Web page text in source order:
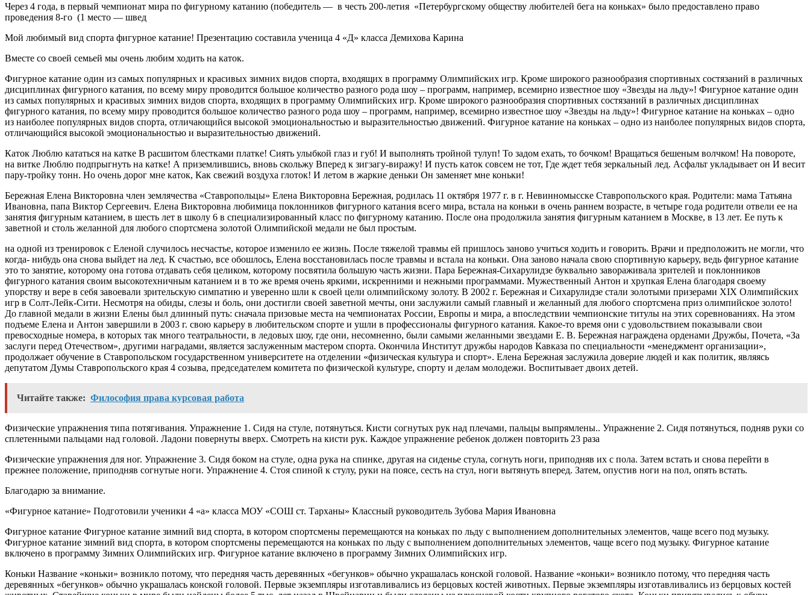
Через 4 года, в первый чемпионат мира по фигурному катанию (победитель — в честь 200-летия «Петербургскому обществу любителей бега на коньках» было предоставлено право
проведения 8-го (1 место — швед
Мой любимый вид спорта фигурное катание! Презентацию составила ученица 4 «Д» класса Демихова Карина
Вместе со своей семьей мы очень любим ходить на каток.
Фигурное катание один из самых популярных и красивых зимних видов спорта, входящих в программу Олимпийских игр. Кроме широкого разнообразия спортивных состязаний в различных
дисциплинах фигурного катания, по всему миру проводится большое количество разного рода шоу – программ, например, всемирно известное шоу «Звезды на льду»! Фигурное катание один
из самых популярных и красивых зимних видов спорта, входящих в программу Олимпийских игр. Кроме широкого разнообразия спортивных состязаний в различных дисциплинах
фигурного катания, по всему миру проводится большое количество разного рода шоу – программ, например, всемирно известное шоу «Звезды на льду»! Фигурное катание на коньках – одно
из наиболее популярных видов спорта, отличающийся высокой эмоциональностью и выразительностью движений. Фигурное катание на коньках – одно из наиболее популярных видов спорта,
отличающийся высокой эмоциональностью и выразительностью движений.
Каток Люблю кататься на катке В расшитом блестками платке! Сиять улыбкой глаз и губ! И выполнять тройной тулуп! То задом ехать, то бочком! Вращаться бешеным волчком! На повороте,
на витке Люблю подпрыгнуть на катке! А приземлившись, вновь скольжу Вперед к зигзагу-виражу! И пусть каток совсем не тот, Где ждет тебя зеркальный лед. Асфальт укладывает он И весит
пару-тройку тонн. Но очень дорог мне каток, Как свежий воздуха глоток! И летом в жаркие деньки Он заменяет мне коньки!
Бережная Елена Викторовна член землячества «Ставропольцы» Елена Викторовна Бережная, родилась 11 октября 1977 г. в г. Невинномысске Ставропольского края. Родители: мама Татьяна
Ивановна, папа Виктор Сергеевич. Елена Викторовна любимица поклонников фигурного катания всего мира, встала на коньки в очень раннем возрасте, в четыре года родители отвели ее на
занятия фигурным катанием, в шесть лет в школу 6 в специализированный класс по фигурному катанию. После она продолжила занятия фигурным катанием в Москве, в 13 лет. Ее путь к
заветной и столь желанной для любого спортсмена золотой Олимпийской медали не был простым.
на одной из тренировок с Еленой случилось несчастье, которое изменило ее жизнь. После тяжелой травмы ей пришлось заново учиться ходить и говорить. Врачи и предположить не могли, что
когда- нибудь она снова выйдет на лед. К счастью, все обошлось, Елена восстановилась после травмы и встала на коньки. Она заново начала свою спортивную карьеру, ведь фигурное катание
это то занятие, которому она готова отдавать себя целиком, которому посвятила большую часть жизни. Пара Бережная-Сихарулидзе буквально завораживала зрителей и поклонников
фигурного катания своим высокотехничным катанием и в то же время очень яркими, искренними и нежными программами. Мужественный Антон и хрупкая Елена благодаря своему
упорству и вере в себя завоевали зрительскую симпатию и уверенно шли к своей цели олимпийскому золоту. В 2002 г. Бережная и Сихарулидзе стали золотыми призерами XIX Олимпийских
игр в Солт-Лейк-Сити. Несмотря на обиды, слезы и боль, они достигли своей заветной мечты, они заслужили самый главный и желанный для любого спортсмена приз олимпийское золото!
До главной медали в жизни Елены был длинный путь: сначала призовые места на чемпионатах России, Европы и мира, а впоследствии чемпионские титулы на этих соревнованиях. На этом
подъеме Елена и Антон завершили в 2003 г. свою карьеру в любительском спорте и ушли в профессионалы фигурного катания. Какое-то время они с удовольствием показывали свои
превосходные номера, в которых так много театральности, в ледовых шоу, где они, несомненно, были самыми желанными звездами Е. В. Бережная награждена орденами Дружбы, Почета, «За
заслуги перед Отечеством», другими наградами, является заслуженным мастером спорта. Окончила Институт дружбы народов Кавказа по специальности «менеджмент организации»,
продолжает обучение в Ставропольском государственном университете на отделении «физическая культура и спорт». Елена Бережная заслужила доверие людей и как политик, являясь
депутатом Думы Ставропольского края 4 созыва, председателем комитета по физической культуре, спорту и делам молодежи. Воспитывает двоих детей.
Читайте также: Философия права курсовая работа
Физические упражнения типа потягивания. Упражнение 1. Сидя на стуле, потянуться. Кисти согнутых рук над плечами, пальцы выпрямлены.. Упражнение 2. Сидя потянуться, подняв руки со
сплетенными пальцами над головой. Ладони повернуты вверх. Смотреть на кисти рук. Каждое упражнение ребенок должен повторить 23 раза
Физические упражнения для ног. Упражнение 3. Сидя боком на стуле, одна рука на спинке, другая на сиденье стула, согнуть ноги, приподняв их с пола. Затем встать и снова перейти в
прежнее положение, приподняв согнутые ноги. Упражнение 4. Стоя спиной к стулу, руки на поясе, сесть на стул, ноги вытянуть вперед. Затем, опустив ноги на пол, опять встать.
Благодарю за внимание.
«Фигурное катание» Подготовили ученики 4 «а» класса МОУ «СОШ ст. Тарханы» Классный руководитель Зубова Мария Ивановна
Фигурное катание Фигурное катание зимний вид спорта, в котором спортсмены перемещаются на коньках по льду с выполнением дополнительных элементов, чаще всего под музыку.
Фигурное катание зимний вид спорта, в котором спортсмены перемещаются на коньках по льду с выполнением дополнительных элементов, чаще всего под музыку. Фигурное катание
включено в программу Зимних Олимпийских игр. Фигурное катание включено в программу Зимних Олимпийских игр.
Коньки Название «коньки» возникло потому, что передняя часть деревянных «бегунков» обычно украшалась конской головой. Название «коньки» возникло потому, что передняя часть
деревянных «бегунков» обычно украшалась конской головой. Первые экземпляры изготавливались из берцовых костей животных. Первые экземпляры изготавливались из берцовых костей